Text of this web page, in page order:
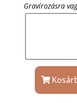
Gravírozásra
Rózsaszín
dögcédula